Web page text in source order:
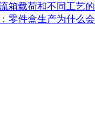
箱载荷和不同工艺的
零件盒生产为什么会